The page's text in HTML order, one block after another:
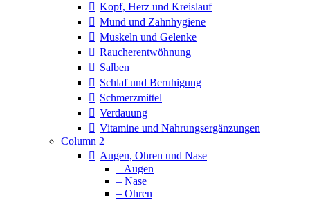
Kopf, Herz und Kreislauf
Mund und Zahnhygiene
Muskeln und Gelenke
Raucherentwöhnung
Salben
Schlaf und Beruhigung
Schmerzmittel
Verdauung
Vitamine und Nahrungsergänzungen
Column 2
Augen, Ohren und Nase
– Augen
– Nase
– Ohren